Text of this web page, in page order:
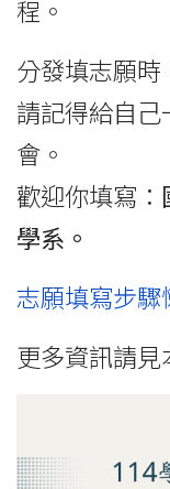
程。
分發填志願時
請記得給自
會。
歡迎你填寫：
學系。
志願填寫步驟
更多資訊請見